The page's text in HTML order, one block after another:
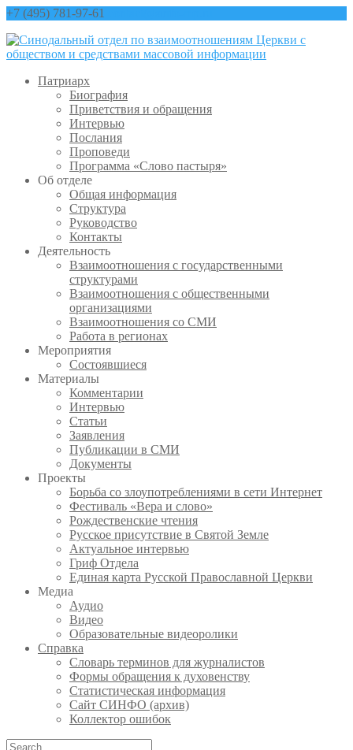
+7 (495) 781-97-61
Патриарх
Биография
Приветствия и обращения
Интервью
Послания
Проповеди
Программа «Слово пастыря»
Об отделе
Общая информация
Структура
Руководство
Контакты
Деятельность
Взаимоотношения с государственными
структурами
Взаимоотношения с общественными
организациями
Взаимоотношения со СМИ
Работа в регионах
Мероприятия
Состоявшиеся
Материалы
Комментарии
Интервью
Статьи
Заявления
Публикации в СМИ
Документы
Проекты
Борьба со злоупотреблениями в сети Интернет
Фестиваль «Вера и слово»
Рождественские чтения
Русское присутствие в Святой Земле
Актуальное интервью
Гриф Отдела
Единая карта Русской Православной Церкви
Медиа
Аудио
Видео
Образовательные видеоролики
Справка
Словарь терминов для журналистов
Формы обращения к духовенству
Статистическая информация
Сайт СИНФО (архив)
Коллектор ошибок